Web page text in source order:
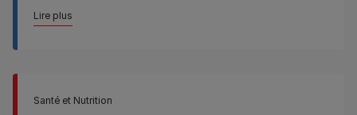
Lire plus
Santé et Nutrition